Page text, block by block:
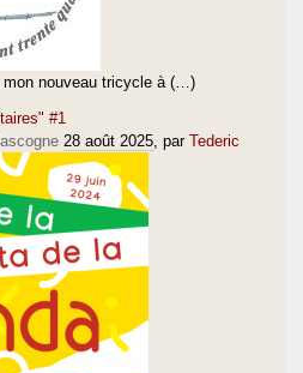
nouveau tricycle à (…)
#1
28 août 2025 , par Tederic